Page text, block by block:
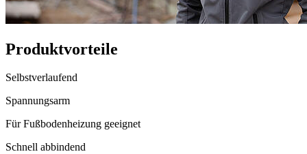
Produktvorteile
Selbstverlaufend
Spannungsarm
Für Fußbodenheizung geeignet
Schnell abbindend